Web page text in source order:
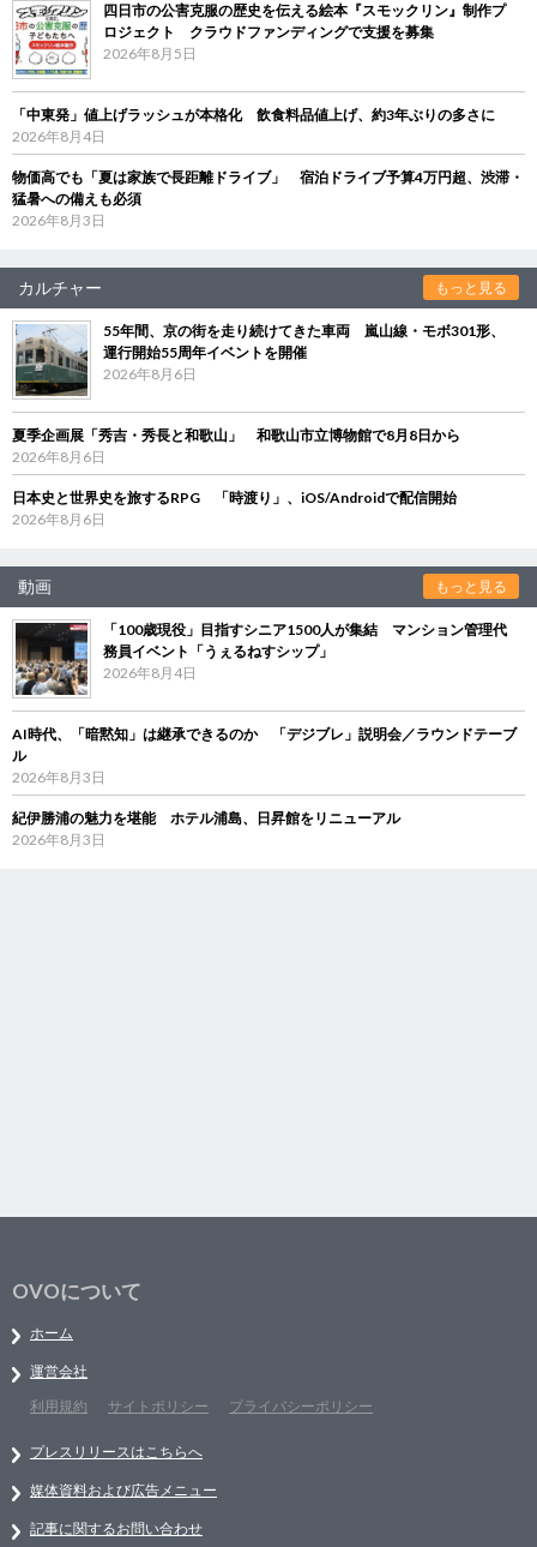
四日市の公害克服の歴史を伝える絵本『スモックリン』制作プ
ロジェクト クラウドファンディングで支援を募集
2026年8月5日
「中東発」値上げラッシュが本格化 飲食料品値上げ、約3年ぶりの多さに
2026年8月4日
物価高でも「夏は家族で長距離ドライブ」 宿泊ドライブ予算4万円超、渋滞・
猛暑への備えも必須
2026年8月3日
カルチャー もっと見る
55年間、京の街を走り続けてきた車両 嵐山線・モボ301形、
運行開始55周年イベントを開催
2026年8月6日
夏季企画展「秀吉・秀長と和歌山」 和歌山市立博物館で8月8日から
2026年8月6日
日本史と世界史を旅するRPG 「時渡り」、iOS/Androidで配信開始
2026年8月6日
動画 もっと見る
「100歳現役」目指すシニア1500人が集結 マンション管理代
務員イベント「うぇるねすシップ」
2026年8月4日
AI時代、「暗黙知」は継承できるのか 「デジブレ」説明会／ラウンドテーブ
ル
2026年8月3日
紀伊勝浦の魅力を堪能 ホテル浦島、日昇館をリニューアル
2026年8月3日
OVOについて
ホーム
運営会社
利用規約
サイトポリシー プライバシーポリシー
プレスリリースはこちらへ
媒体資料および広告メニュー
記事に関するお問い合わせ